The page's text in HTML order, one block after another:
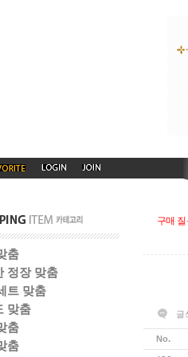
춤
정장 맞춤
트 맞춤
맞춤
춤
춤
구매
글
No.